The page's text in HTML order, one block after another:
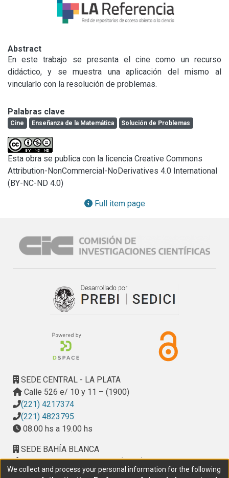
Abstract
En este trabajo se presenta el cine como un recurso
didáctico, y se muestra una aplicación del mismo al
vincularlo con la resolución de problemas.
Palabras clave
Cine Enseñanza de la Matemática Solución de Problemas
Esta obra se publica con la licencia Creative Commons
Attribution-NonCommercial-NoDerivatives 4.0 International
(BY-NC-ND 4.0)
Full item page
SEDE CENTRAL - LA PLATA
Calle 526 e/ 10 y 11 – (1900)
(221) 4217374
(221) 4823795
08.00 hs a 19.00 hs
SEDE BAHÍA BLANCA
Calle Ciudad de Cali 320 – (8000). Universidad
Provincial del Sudoeste (UPSO)
We collect and process your personal information for the following